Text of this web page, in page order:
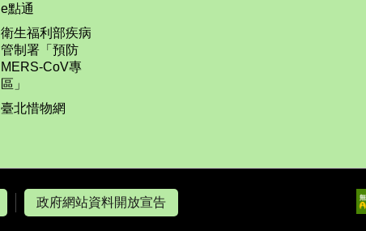
e點通
衛生福利部疾病
管制署「預防
MERS-CoV專
區」
臺北惜物網
政府網站資料開放宣告